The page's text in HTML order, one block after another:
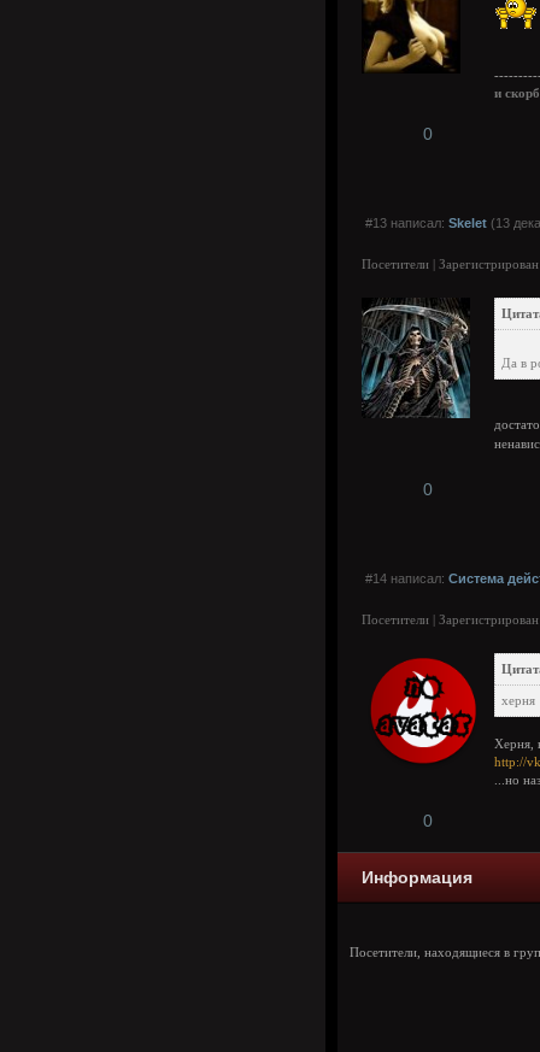
и
0
#13 написал: Skelet (13
Посетители |
Да в
0
#14 написал: Система
Посетители |
херня
Херня,
http://
...но
0
Информация
Посетители, находящиеся в